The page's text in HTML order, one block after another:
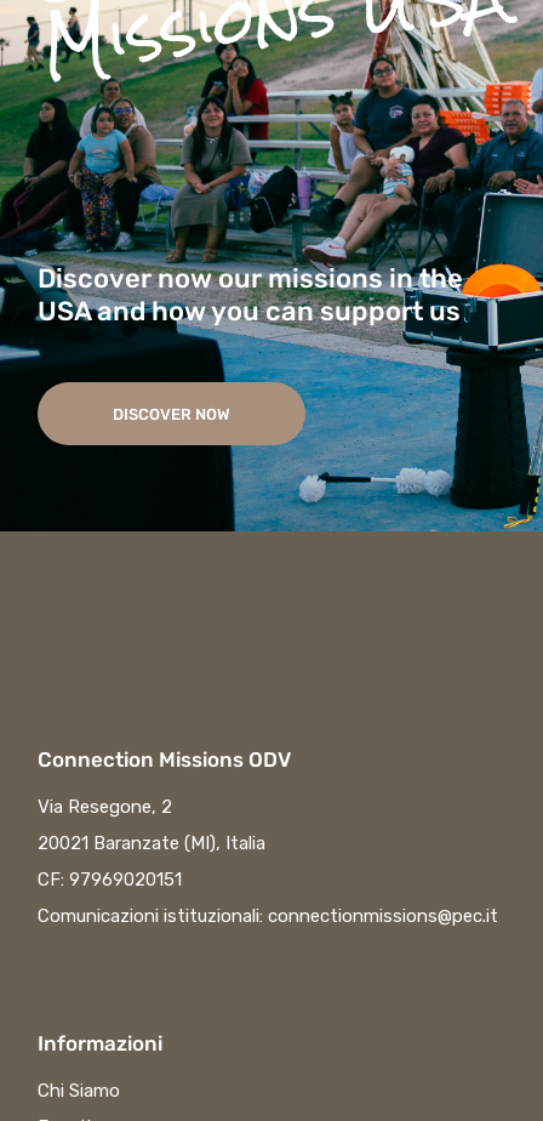
Discover now our missions in the
USA and how you can support us
DISCOVER NOW
Connection Missions ODV
Via Resegone, 2
20021 Baranzate (MI), Italia
CF: 97969020151
Comunicazioni istituzionali:connectionmissions@pec.it
Informazioni
Chi Siamo